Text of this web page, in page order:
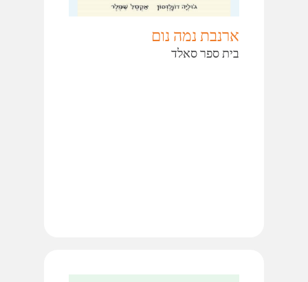
ארנבת נמה נום
בית ספר סאלד